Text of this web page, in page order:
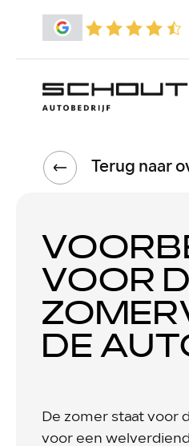
Terug naar
VOOR
DE
De zomer staat voor
voor een